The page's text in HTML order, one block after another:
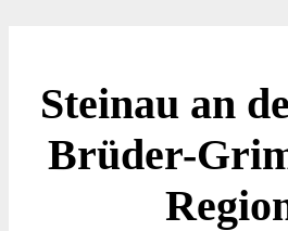
Steinau an
Brüder-